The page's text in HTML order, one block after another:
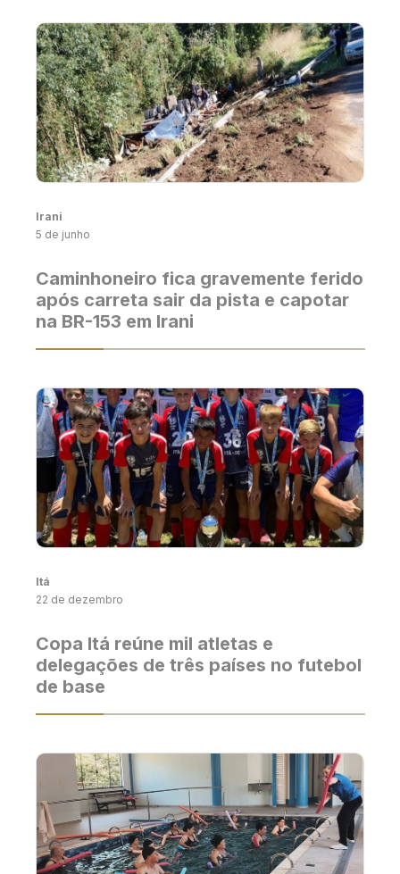
Irani
5 de junho
Caminhoneiro fica gravemente ferido
após carreta sair da pista e capotar
na BR-153 em Irani
Itá
22 de dezembro
Copa Itá reúne mil atletas e
delegações de três países no futebol
de base